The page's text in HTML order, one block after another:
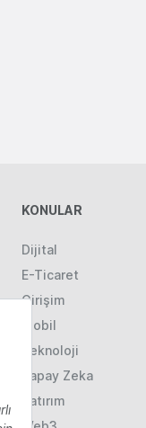
KONULAR
Dijital
E-Ticaret
Girişim
Mobil
Teknoloji
Yapay Zeka
Yatırım